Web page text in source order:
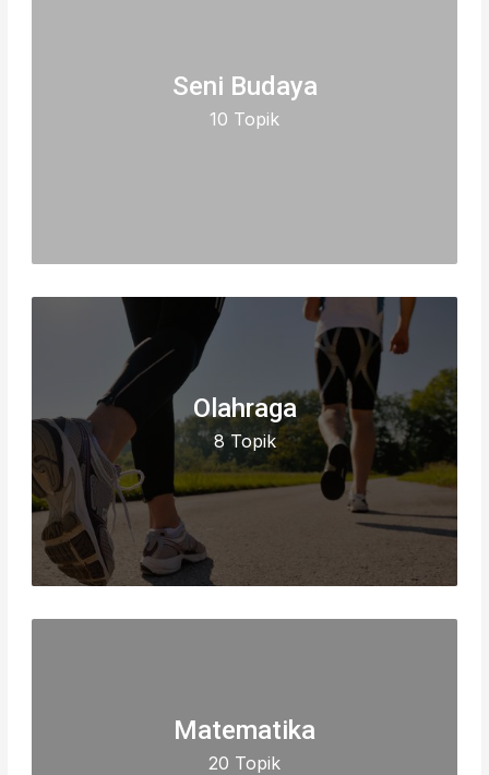
Seni Budaya
10 Topik
Olahraga
8 Topik
Matematika
20 Topik